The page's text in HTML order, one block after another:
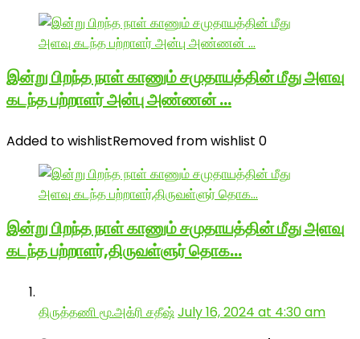
இன்று பிறந்த நாள் காணும் சமுதாயத்தின் மீது அளவு
கடந்த பற்றாளர் அன்பு அண்ணன் …
Added to wishlistRemoved from wishlist 0
இன்று பிறந்த நாள் காணும் சமுதாயத்தின் மீது அளவு
கடந்த பற்றாளர்,திருவள்ளுர் தொக…
திருத்தணி மூ.அக்ரி சதீஷ்July 16, 2024 at 4:30 am